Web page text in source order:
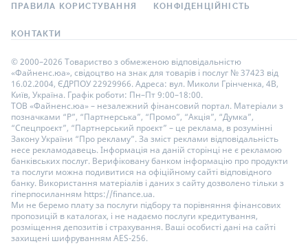
ПРАВИЛА КОРИСТУВАННЯ КОНФІДЕНЦІЙНІСТЬ
КОНТАКТИ
© 2000–2026 Товариство з обмеженою відповідальністю
«Файненс.юа», свідоцтво на знак для товарів і послуг № 37423 від
16.02.2004, ЄДРПОУ 22929966. Адреса: вул. Миколи Грінченка, 4В,
Київ, Україна. Графік роботи: Пн–Пт 9:00–18:00.
ТОВ «Файненс.юа» – незалежний фінансовий портал. Матеріали з
позначками “Р”, “Партнерська”, “Промо”, “Акція”, “Думка”,
“Спецпроєкт”, “Партнерський проєкт” – це реклама, в розумінні
Закону України “Про рекламу”. За зміст реклами відповідальність
несе рекламодавець. Інформація на даній сторінці не є рекламою
банківських послуг. Верифіковану банком інформацію про продукти
та послуги можна подивитися на офіційному сайті відповідного
банку. Використання матеріалів і даних з сайту дозволено тільки з
гіперпосиланням https://finance.ua.
Ми не беремо плату за послуги підбору та порівняння фінансових
пропозицій в каталогах, і не надаємо послуги кредитування,
розміщення депозитів і страхування. Ваші особисті дані на сайті
захищені шифруванням AES-256.